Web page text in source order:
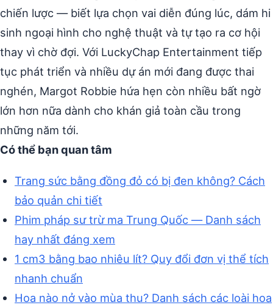
chiến lược — biết lựa chọn vai diễn đúng lúc, dám hi
sinh ngoại hình cho nghệ thuật và tự tạo ra cơ hội
thay vì chờ đợi. Với LuckyChap Entertainment tiếp
tục phát triển và nhiều dự án mới đang được thai
nghén, Margot Robbie hứa hẹn còn nhiều bất ngờ
lớn hơn nữa dành cho khán giả toàn cầu trong
những năm tới.
Có thể bạn quan tâm
Trang sức bằng đồng đỏ có bị đen không? Cách
bảo quản chi tiết
Phim pháp sư trừ ma Trung Quốc — Danh sách
hay nhất đáng xem
1 cm3 bằng bao nhiêu lít? Quy đổi đơn vị thể tích
nhanh chuẩn
Hoa nào nở vào mùa thu? Danh sách các loài hoa